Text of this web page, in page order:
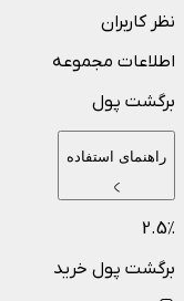
نظر کاربران
اطلاعات مجموعه
برگشت پول
راهنمای استفاده
2.5٪
برگشت پول خرید